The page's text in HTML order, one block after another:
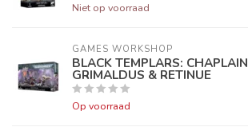
Niet op voorraad
GAMES WORKSHOP
BLACK TEMPLARS: CHAPLAIN
GRIMALDUS & RETINUE
Op voorraad